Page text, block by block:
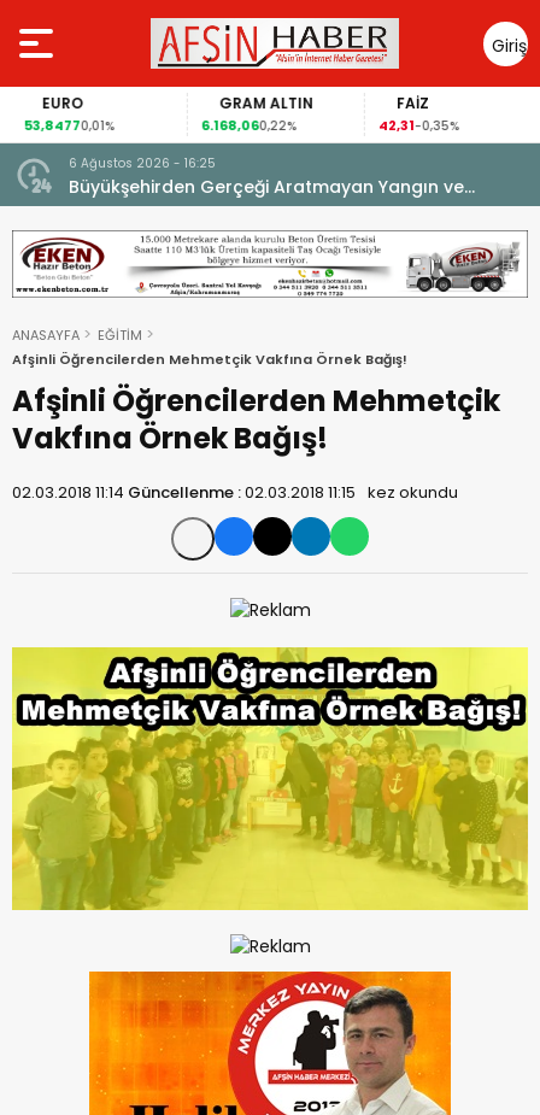
Giriş
Yap
EURO
53,84770,01%
GRAM ALTIN
6.168,060,22%
FAİZ
42,31-0,35%
6 Ağustos 2026 - 16:25
Büyükşehirden Gerçeği Aratmayan Yangın ve
Kurtarma Tatbikatı.
ANASAYFA
EĞİTİM
Afşinli Öğrencilerden Mehmetçik Vakfına Örnek Bağış!
Afşinli Öğrencilerden Mehmetçik
Vakfına Örnek Bağış!
02.03.2018 11:14 Güncellenme :02.03.2018 11:15 kez okundu